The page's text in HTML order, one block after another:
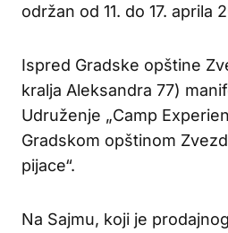
održan od 11. do 17. aprila
Ispred Gradske opštine
kralja Aleksandra 77)
Udruženje „Camp
Gradskom opštinom
pijace“.
Na Sajmu, koji je